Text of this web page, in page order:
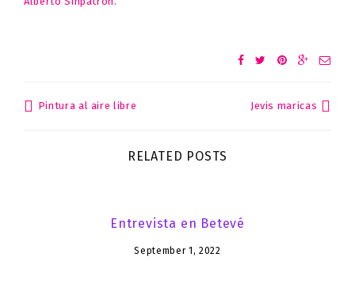
Post
navigation
Pintura al aire libre Jevis maricas
RELATED POSTS
Entrevista en Betevé
September 1, 2022